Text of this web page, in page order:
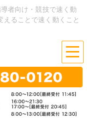
者向け・競技で速く動
えることで速く動くこと